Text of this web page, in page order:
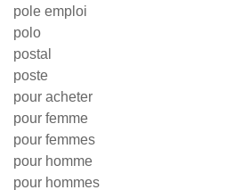
pole emploi
polo
postal
poste
pour acheter
pour femme
pour femmes
pour homme
pour hommes